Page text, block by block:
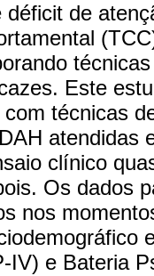
déficit de
Este
com técnicas
atendidas
clínico
Os dados
nos
IV) e Bateria